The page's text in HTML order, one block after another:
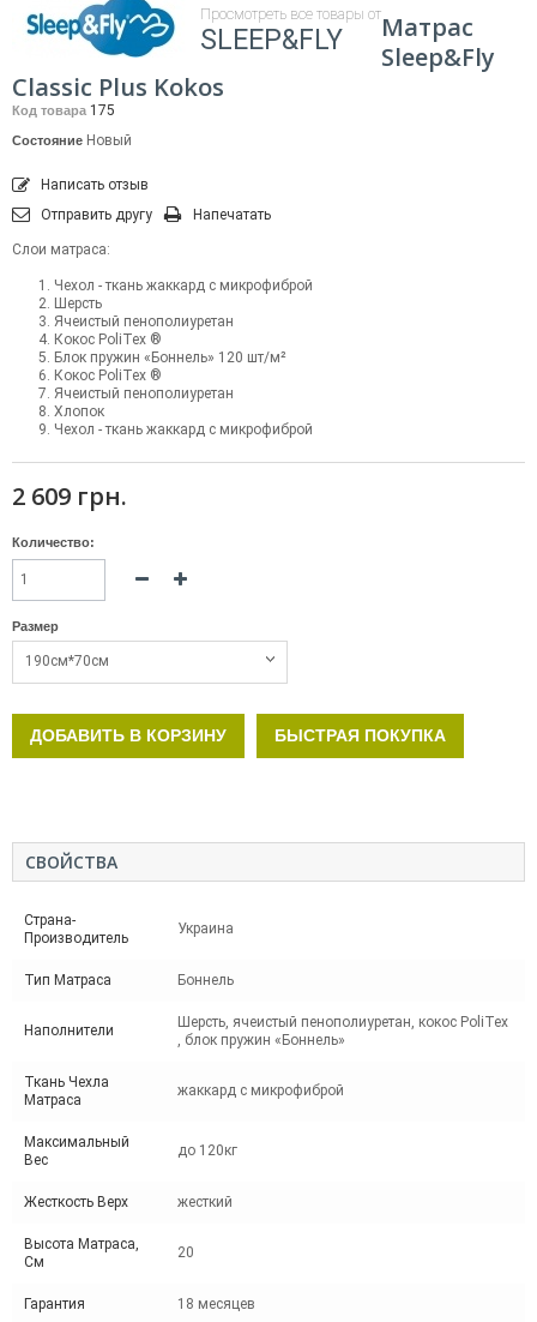
Просмотреть все товары от
SLEEP&FLY
Матрас
Sleep&Fly
Classic Plus Kokos
Код товара 175
Состояние Новый
Написать отзыв
Отправить другу
Напечатать
Слои матраса:
Чехол - ткань жаккард с микрофиброй
Шерсть
Ячеистый пенополиуретан
Кокос PoliTex ®
Блок пружин «Боннель» 120 шт/м²
Кокос PoliTex ®
Ячеистый пенополиуретан
Хлопок
Чехол - ткань жаккард с микрофиброй
2 609 грн.
Количество:
Размер
190см*70см
ДОБАВИТЬ В КОРЗИНУ БЫСТРАЯ ПОКУПКА
СВОЙСТВА
Страна-
Производитель
Украина
Тип Матраса Боннель
Наполнители
Шерсть, ячеистый пенополиуретан, кокос PoliTex
, блок пружин «Боннель»
Ткань Чехла
Матраса
жаккард с микрофиброй
Максимальный
Вес
до 120кг
Жесткость Верх жесткий
Высота Матраса,
См
20
Гарантия 18 месяцев